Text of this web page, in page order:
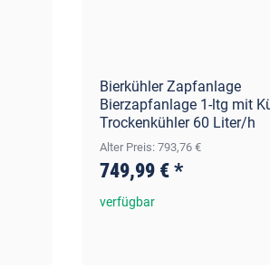
Bierkühler Zapfanlage
Bierzapfanlage 1-ltg mit
Trockenkühler 60 Liter/h
Alter Preis: 793,76 €
749,99 €*
verfügbar